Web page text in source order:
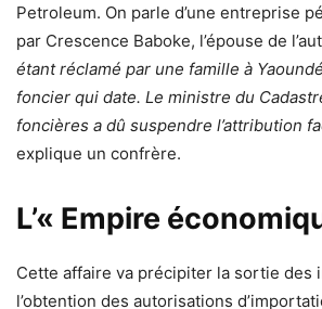
Petroleum. On parle d’une entreprise
par Crescence Baboke, l’épouse de
étant réclamé par une famille à
foncier qui date. Le ministre du
foncières a dû suspendre l’attribution
explique un confrère.
L’« Empire
Cette affaire va précipiter la sortie des
l’obtention des autorisations